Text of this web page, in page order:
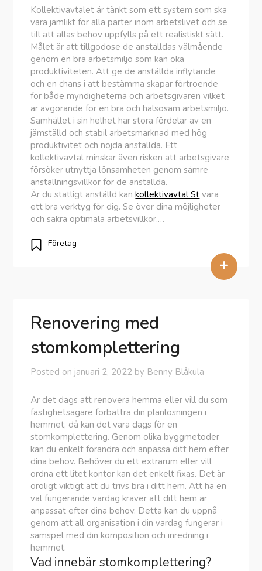
Kollektivavtalet är tänkt som ett system som ska
vara jämlikt för alla parter inom arbetslivet och se
till att allas behov uppfylls på ett realistiskt sätt.
Målet är att tillgodose de anställdas välmående
genom en bra arbetsmiljö som kan öka
produktiviteten. Att ge de anställda inflytande
och en chans i att bestämma skapar förtroende
för både myndigheterna och arbetsgivaren vilket
är avgörande för en bra och hälsosam arbetsmiljö.
Samhället i sin helhet har stora fördelar av en
jämställd och stabil arbetsmarknad med hög
produktivitet och nöjda anställda. Ett
kollektivavtal minskar även risken att arbetsgivare
försöker utnyttja lönsamheten genom sämre
anställningsvillkor för de anställda.
Är du statligt anställd kankollektivavtal St vara
ett bra verktyg för dig. Se över dina möjligheter
och säkra optimala arbetsvillkor.…
+
Företag
Renovering med
stomkomplettering
Posted on januari 2, 2022 by Benny Blåkula
Är det dags att renovera hemma eller vill du som
fastighetsägare förbättra din planlösningen i
hemmet, då kan det vara dags för en
stomkomplettering. Genom olika byggmetoder
kan du enkelt förändra och anpassa ditt hem efter
dina behov. Behöver du ett extrarum eller vill
ordna ett litet kontor kan det enkelt fixas. Det är
oroligt viktigt att du trivs bra i ditt hem. Att ha en
väl fungerande vardag kräver att ditt hem är
anpassat efter dina behov. Detta kan du uppnå
genom att all organisation i din vardag fungerar i
samspel med din komposition och inredning i
hemmet.
Vad innebär stomkomplettering?